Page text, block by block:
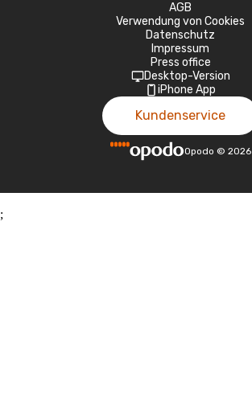
AGB
Verwendung von Cookies
Datenschutz
Impressum
Press office
Desktop-Version
iPhone App
Kundenservice
Opodo © 2026
;